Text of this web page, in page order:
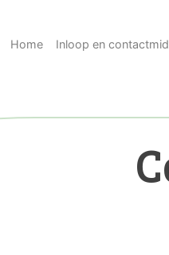
Home Inloop en